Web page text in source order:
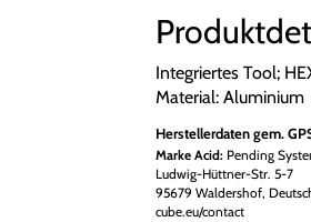
Integriertes Tool;
Material: Aluminium
Herstellerdaten gem.
Marke Acid:Pending
Ludwig-Hüttner-Str. 5-7
95679 Waldershof,
cube.eu/contact